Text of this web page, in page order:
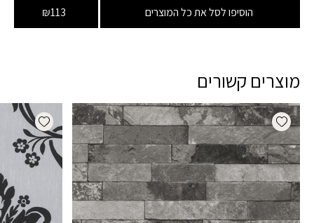
הוסיפו לסל את כל המוצרים ₪113
מוצרים קשורים
Add wishlist
wishlist